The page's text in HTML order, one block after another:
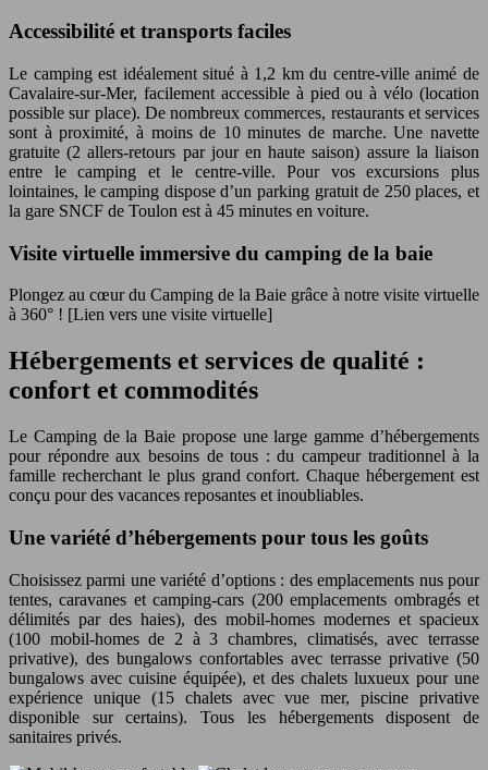
Accessibilité et transports faciles
Le camping est idéalement situé à 1,2 km du centre-ville animé de
Cavalaire-sur-Mer, facilement accessible à pied ou à vélo (location
possible sur place). De nombreux commerces, restaurants et services
sont à proximité, à moins de 10 minutes de marche. Une navette
gratuite (2 allers-retours par jour en haute saison) assure la liaison
entre le camping et le centre-ville. Pour vos excursions plus
lointaines, le camping dispose d’un parking gratuit de 250 places, et
la gare SNCF de Toulon est à 45 minutes en voiture.
Visite virtuelle immersive du camping de la baie
Plongez au cœur du Camping de la Baie grâce à notre visite virtuelle
à 360° ! [Lien vers une visite virtuelle]
Hébergements et services de qualité :
confort et commodités
Le Camping de la Baie propose une large gamme d’hébergements
pour répondre aux besoins de tous : du campeur traditionnel à la
famille recherchant le plus grand confort. Chaque hébergement est
conçu pour des vacances reposantes et inoubliables.
Une variété d’hébergements pour tous les goûts
Choisissez parmi une variété d’options : des emplacements nus pour
tentes, caravanes et camping-cars (200 emplacements ombragés et
délimités par des haies), des mobil-homes modernes et spacieux
(100 mobil-homes de 2 à 3 chambres, climatisés, avec terrasse
privative), des bungalows confortables avec terrasse privative (50
bungalows avec cuisine équipée), et des chalets luxueux pour une
expérience unique (15 chalets avec vue mer, piscine privative
disponible sur certains). Tous les hébergements disposent de
sanitaires privés.